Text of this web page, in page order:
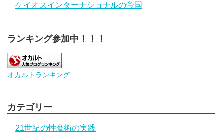
ケイオスインターナショナルの帝国
ランキング参加中！！！
オカルトランキング
カテゴリー
21世紀の性魔術の実践